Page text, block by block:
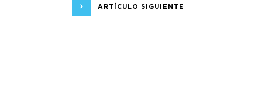
ARTÍCULO SIGUIENTE